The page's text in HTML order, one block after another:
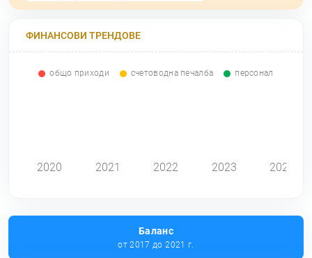
ФИНАНСОВИ ТРЕНДОВЕ
общо приходи счетоводна печалба персонал
2020 2021 2022 2023 2024
Баланс
от 2017 до 2021 г.